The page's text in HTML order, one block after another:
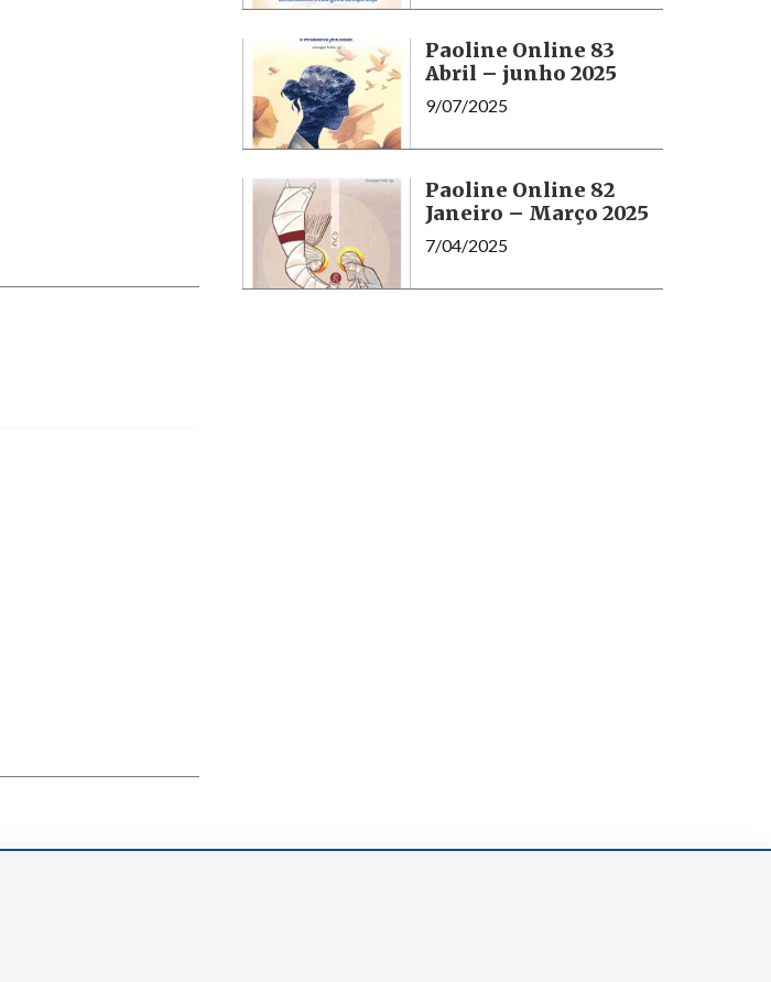
Paoline Online 83
Abril – junho 2025
9/07/2025
Paoline Online 82
Janeiro – Março 2025
7/04/2025